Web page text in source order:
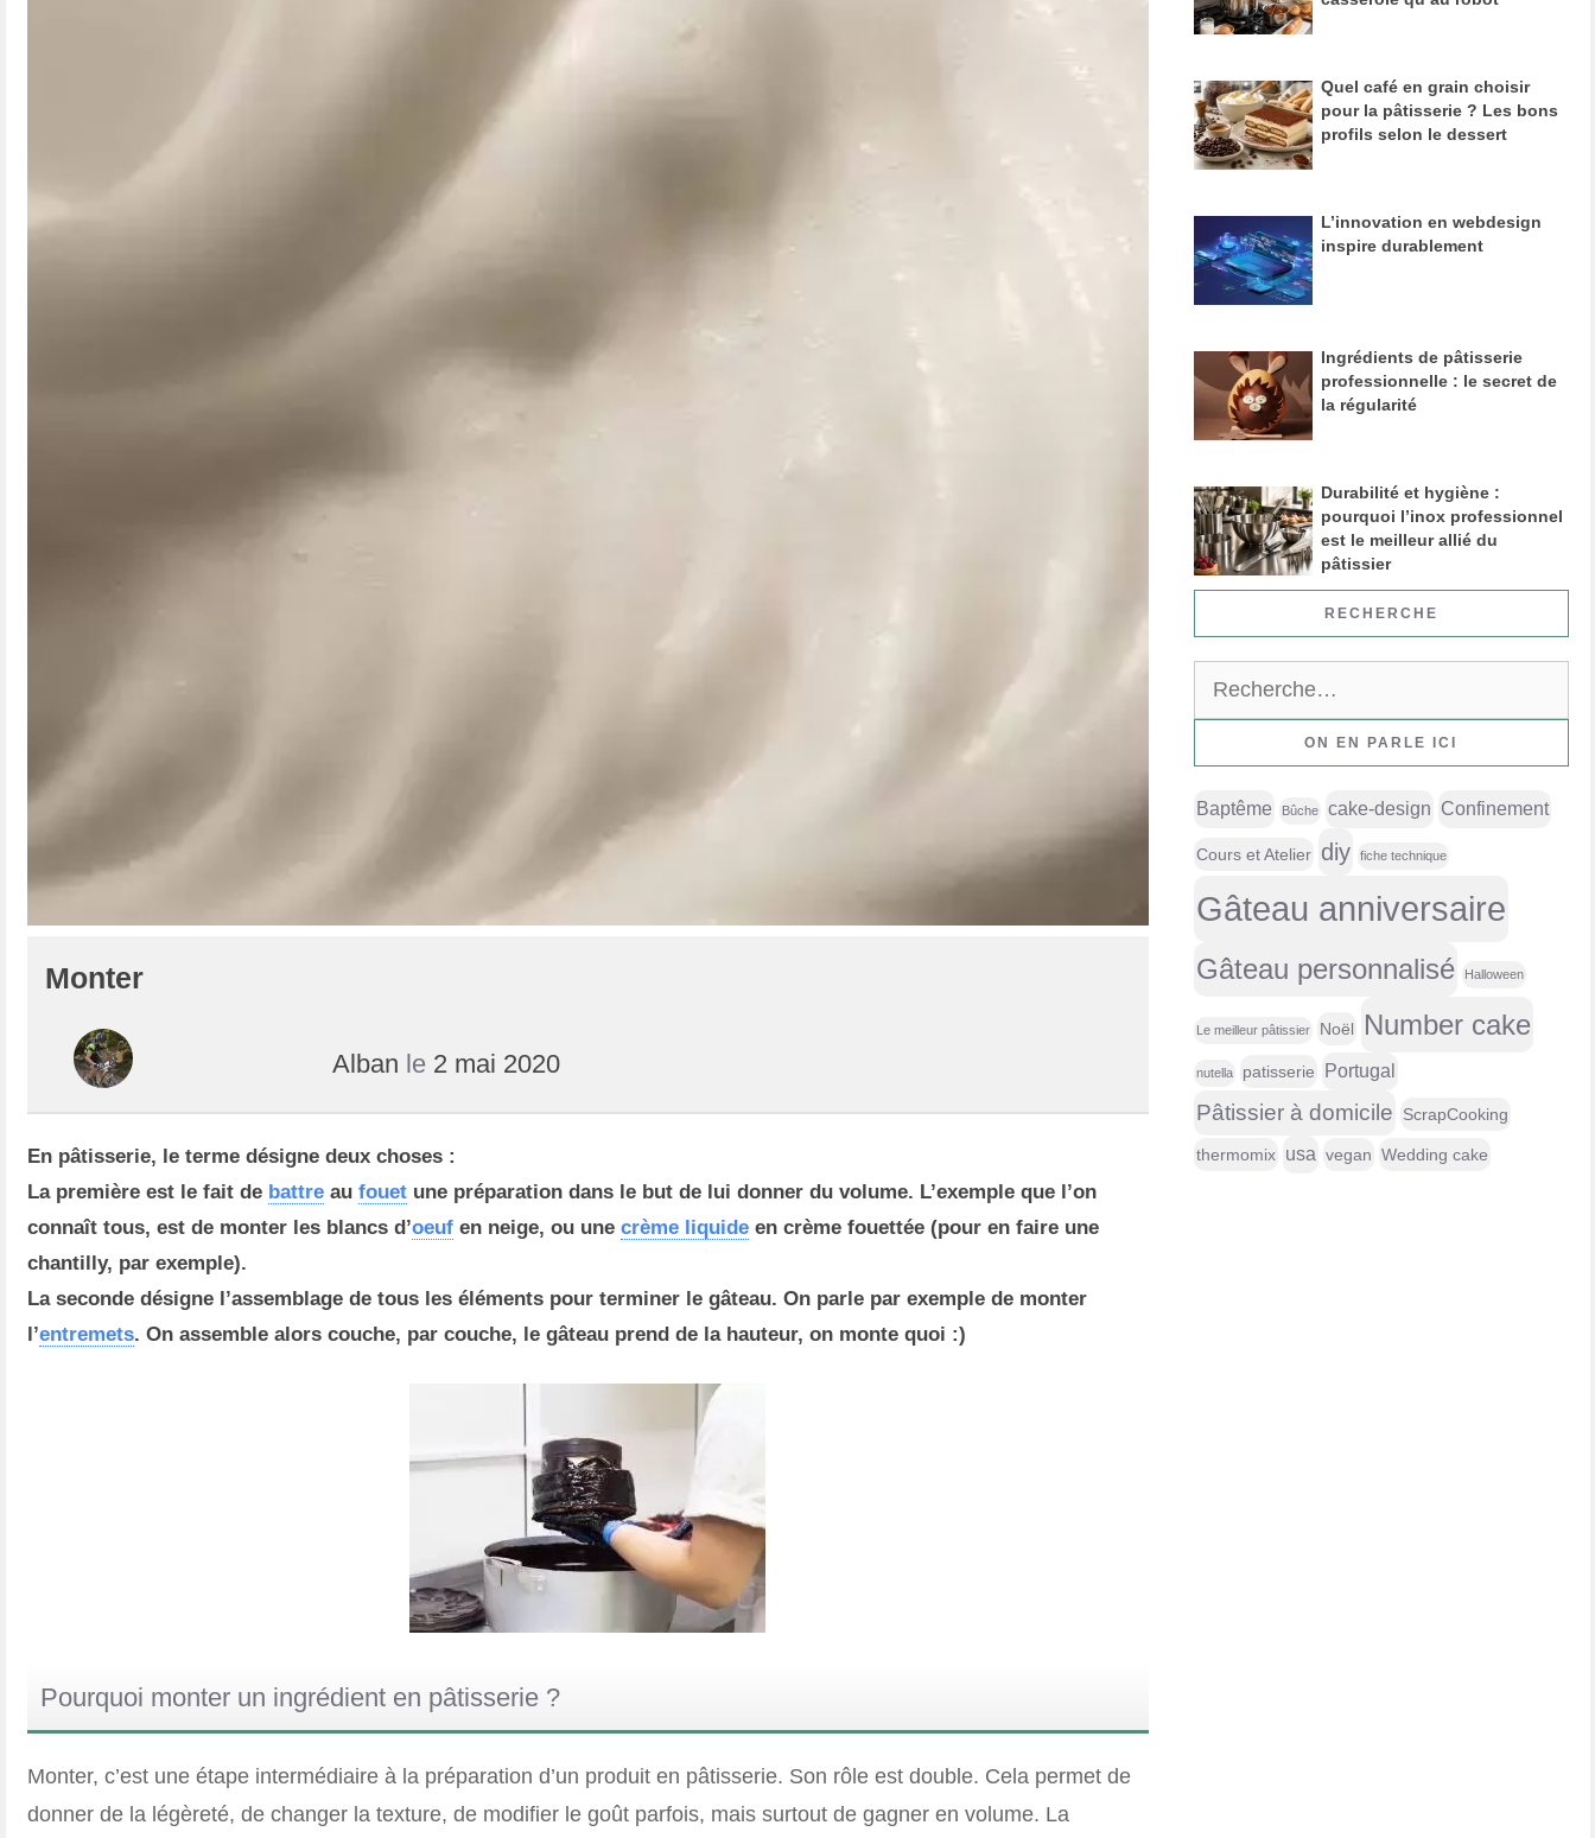
Monter
Alban le 2 mai 2020
En pâtisserie, le terme désigne deux choses :
La premièreest le fait de battreau fouetune préparation dans le but de lui donner du volume. L’exemple que l’on
connaît tous, est de monter les blancs d’oeufen neige, ou une crème liquideen crème fouettée (pour en faire une
chantilly, par exemple).
La secondedésigne l’assemblage de tous les éléments pour terminer le gâteau. On parle par exemple de monter
l’entremets. On assemble alors couche, par couche, le gâteau prend de la hauteur, on monte quoi :)
Pourquoi monter un ingrédient en pâtisserie ?
Monter, c’est une étape intermédiaire à la préparation d’un produit en pâtisserie. Son rôle est double. Cela permet de
donner de la légèreté, de changer la texture, de modifier le goût parfois, mais surtout de gagner en volume. La
Quel café en grain choisir
pour la pâtisserie ? Les bons
profils selon le dessert
L’innovation en webdesign
inspire durablement
Ingrédients de pâtisserie
professionnelle : le secret de
la régularité
Durabilité et hygiène :
pourquoi l’inox professionnel
est le meilleur allié du
pâtissier
RECHERCHE
ON EN PARLE ICI
Baptême Bûche cake-design Confinement
Cours et Atelier diy fiche technique
Gâteau anniversaire
Gâteau personnalisé Halloween
Le meilleur pâtissier Noël Number cake
nutella patisserie Portugal
Pâtissier à domicile ScrapCooking
thermomix usa vegan Wedding cake